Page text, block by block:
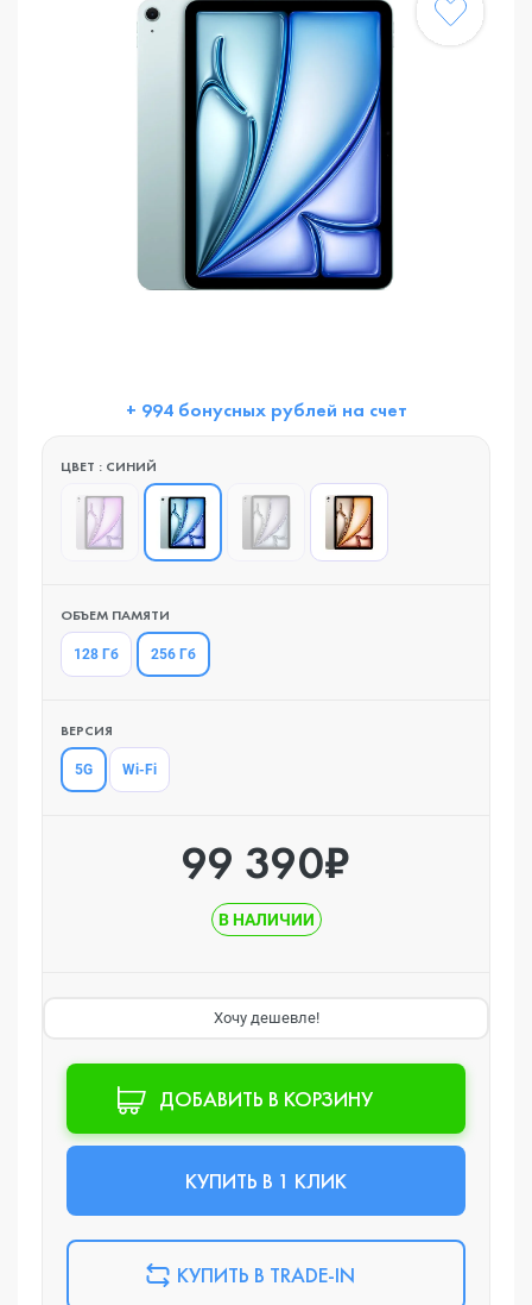
+ 994 бонусных рублей на счет
ЦВЕТ : СИНИЙ
ОБЪЕМ ПАМЯТИ
128 Гб 256 Гб
ВЕРСИЯ
5G Wi-Fi
99 390₽
В НАЛИЧИИ
Хочу дешевле!
ДОБАВИТЬ В КОРЗИНУ
КУПИТЬ В 1 КЛИК
КУПИТЬ В TRADE-IN